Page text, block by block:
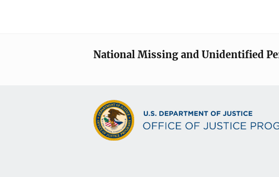
National Missing and Unidentified